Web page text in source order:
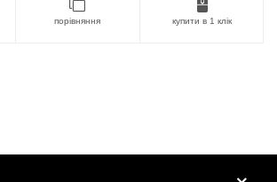
порівняння купити в 1 клік